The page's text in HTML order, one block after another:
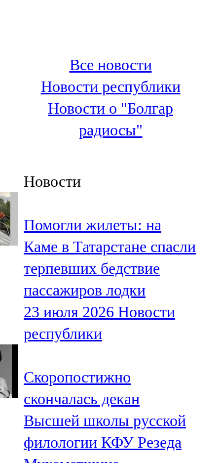
100,3 FM
Зәй
106,6 FM
Кадыбаш
105,2 FM
91,5 FM
106,1 FM
Кама тамагы
71,51 FM
Кукмара
107,9 FM
Лениногорский
Мамадыш
106,2 FM
Минзәлә
107,3 FM
Все новости
Новости республики
Новости о "Болгар
радиосы"
Новости
Помогли жилеты: на
Каме в Татарстане спасли
терпевших бедствие
пассажиров лодки
23 июля 2026 Новости
республики
Скоропостижно
скончалась декан
Высшей школы русской
филологии КФУ Резеда